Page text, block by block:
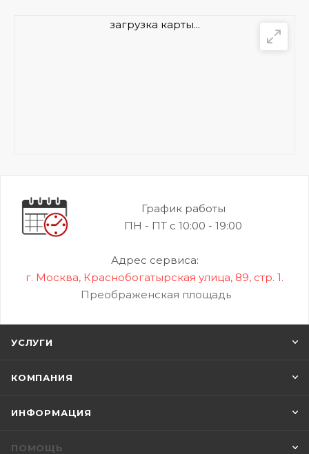
загрузка карты...
График работы
ПН - ПТ с 10:00 - 19:00
Адрес сервиса:
г. Москва, Краснобогатырская улица, 89, стр. 1.
Преображенская площадь
УСЛУГИ
КОМПАНИЯ
ИНФОРМАЦИЯ
ПОМОЩЬ